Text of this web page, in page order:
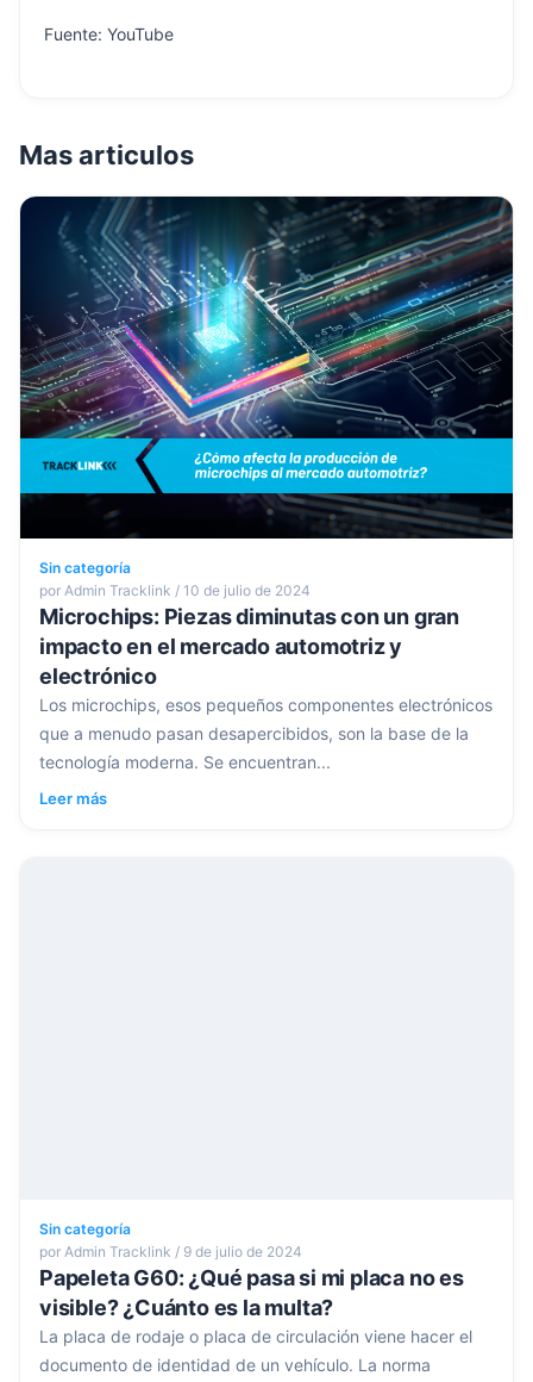
Fuente: YouTube
Mas articulos
Sin categoría
por Admin Tracklink / 10 de julio de 2024
Microchips: Piezas diminutas con un gran
impacto en el mercado automotriz y
electrónico
Los microchips, esos pequeños componentes electrónicos
que a menudo pasan desapercibidos, son la base de la
tecnología moderna. Se encuentran...
Leer más
Sin categoría
por Admin Tracklink / 9 de julio de 2024
Papeleta G60: ¿Qué pasa si mi placa no es
visible? ¿Cuánto es la multa?
La placa de rodaje o placa de circulación viene hacer el
documento de identidad de un vehículo. La norma